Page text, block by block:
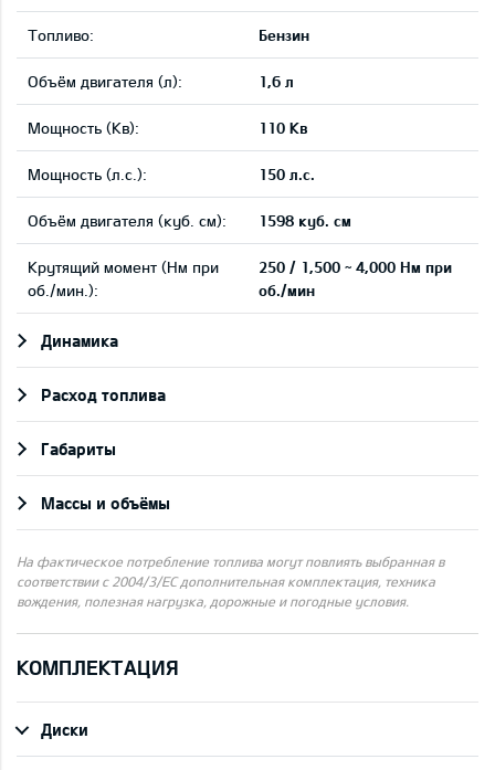
Tопливо: Бензин
Объём двигателя (л): 1,6 л
Мощность (Кв): 110 Кв
Мощность (л.с.): 150 л.с.
Объём двигателя (куб. см): 1598 куб. см
Крутящий момент (Нм при
об./мин.):
250 / 1,500 ~ 4,000 Нм при
об./мин
Динамика
Pасход топлива
Габариты
Массы и объёмы
На фактическое потребление топлива могут повлиять выбранная в
соответствии с 2004/3/ЕС дополнительная комплектация, техника
вождения, полезная нагрузка, дорожные и погодные условия.
КОМПЛЕКТАЦИЯ
Диски